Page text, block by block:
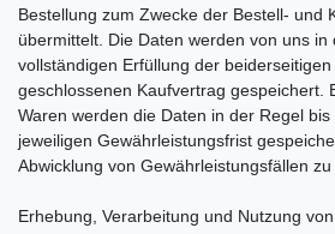
Bestellung zum Zwecke der Bestell- und
übermittelt. Die Daten werden von uns in
vollständigen Erfüllung der
geschlossenen Kaufvertrag gespeichert.
Waren werden die Daten in der Regel
jeweiligen Gewährleistungsfrist
Abwicklung von Gewährleistungsfällen zu
Erhebung, Verarbeitung und Nutzung